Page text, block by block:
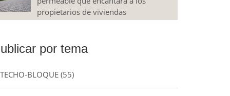
propietarios de viviendas
por tema
TECHO-BLOQUE(55)